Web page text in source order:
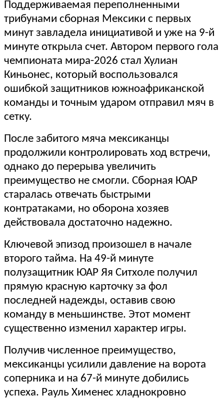
Поддерживаемая переполненными
трибунами сборная Мексики с первых
минут завладела инициативой и уже на 9-й
минуте открыла счет. Автором первого гола
чемпионата мира-2026 стал Хулиан
Киньонес, который воспользовался
ошибкой защитников южноафриканской
команды и точным ударом отправил мяч в
сетку.
После забитого мяча мексиканцы
продолжили контролировать ход встречи,
однако до перерыва увеличить
преимущество не смогли. Сборная ЮАР
старалась отвечать быстрыми
контратаками, но оборона хозяев
действовала достаточно надежно.
Ключевой эпизод произошел в начале
второго тайма. На 49-й минуте
полузащитник ЮАР Яя Ситхоле получил
прямую красную карточку за фол
последней надежды, оставив свою
команду в меньшинстве. Этот момент
существенно изменил характер игры.
Получив численное преимущество,
мексиканцы усилили давление на ворота
соперника и на 67-й минуте добились
успеха. Рауль Хименес хладнокровно